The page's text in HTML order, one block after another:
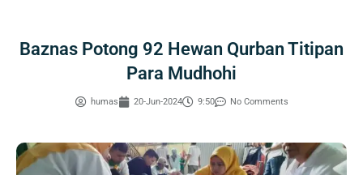
Baznas Potong 92 Hewan Qurban Titipan
Para Mudhohi
humas 20-Jun-2024 9:50 No Comments